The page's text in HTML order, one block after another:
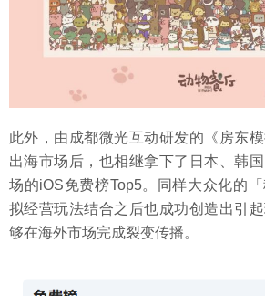
此外，由成都微光互动研发的《房东
出海市场后，也相继拿下了日本、韩
场的iOS免费榜Top5。同样大众化的
拟经营玩法结合之后也成功创造出引
够在海外市场完成裂变传播。